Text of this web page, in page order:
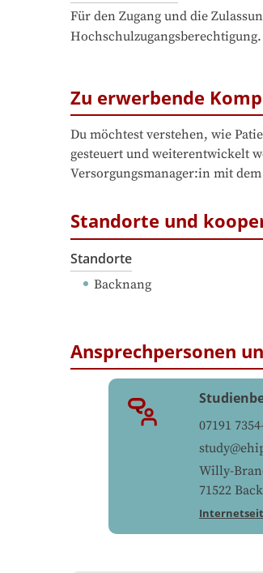
Für den Zugang und die
Hochschulzugangsberechtigung.
Zu erwerbende
Du möchtest verstehen, wie
gesteuert und weiterentwickelt
Versorgungsmanager:in mit
Standorte und
Standorte
Backnang
Ansprechpersonen
07191
Willy-
71522